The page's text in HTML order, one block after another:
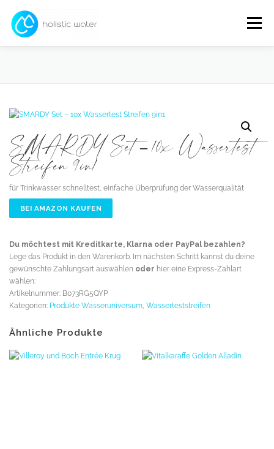
Inhalt
springen
Menü
SMARDY Set – 10x Wassertest
Streifen 9in1
für Trinkwasser schnelltest, einfache Überprüfung der Wasserqualität
BEI AMAZON KAUFEN
Du möchtest mit Kreditkarte, Klarna oder PayPal bezahlen?
Lege das Produkt in den Warenkorb. Im nächsten Schritt kannst du deine
gewünschte Zahlungsart auswählen oder hier eine Express-Zahlart
wählen:
Artikelnummer: B073RG5QYP
Kategorien: Produkte Wasseruniversum, Wasserteststreifen
Ähnliche Produkte